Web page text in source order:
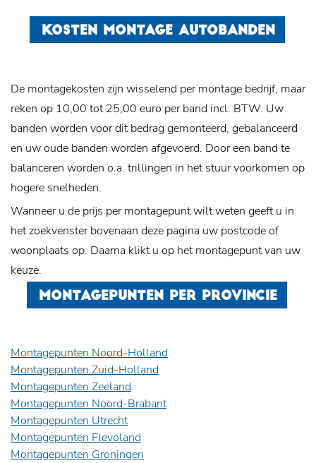
KOSTEN MONTAGE AUTOBANDEN
De montagekosten zijn wisselend per montage bedrijf, maar
reken op 10,00 tot 25,00 euro per band incl. BTW. Uw
banden worden voor dit bedrag gemonteerd, gebalanceerd
en uw oude banden worden afgevoerd. Door een band te
balanceren worden o.a. trillingen in het stuur voorkomen op
hogere snelheden.
Wanneer u de prijs per montagepunt wilt weten geeft u in
het zoekvenster bovenaan deze pagina uw postcode of
woonplaats op. Daarna klikt u op het montagepunt van uw
keuze.
MONTAGEPUNTEN PER PROVINCIE
Montagepunten Noord-Holland
Montagepunten Zuid-Holland
Montagepunten Zeeland
Montagepunten Noord-Brabant
Montagepunten Utrecht
Montagepunten Flevoland
Montagepunten Groningen